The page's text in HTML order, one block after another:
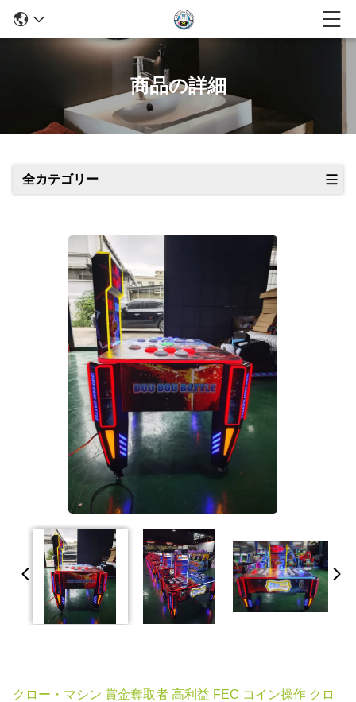
商品の詳細
全カテゴリー
クロー・マシン 賞金奪取者 高利益 FEC コイン操作 クロ